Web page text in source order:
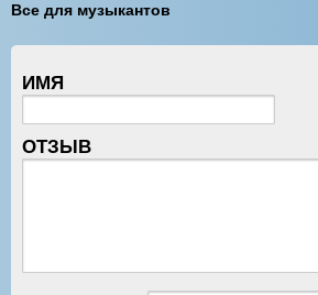
Все для музыкантов
ИМЯ
ОТЗЫВ